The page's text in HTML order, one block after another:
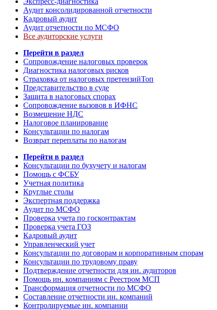
Аудит консолидированной отчетности
Кадровый аудит
Аудит отчетности по МСФО
Все аудиторские услуги
Перейти в раздел
Сопровождение налоговых проверок
Диагностика налоговых рисков
Страховка от налоговых претензийТоп
Представительство в суде
Защита в налоговых спорах
Сопровождение вызовов в ИФНС
Возмещение НДС
Налоговое планирование
Консультации по налогам
Возврат переплаты по налогам
Перейти в раздел
Консультации по бухучету и налогам
Помощь с ФСБУ
Учетная политика
Круглые столы
Экспертная поддержка
Аудит по МСФО
Проверка учета по госконтрактам
Проверка учета ГОЗ
Кадровый аудит
Управленческий учет
Консультации по договорам и корпоративным спорам
Консультации по трудовому праву
Подтверждение отчетности для ин. аудиторов
Помощь ин. компаниям с Реестром МСП
Трансформация отчетности по МСФО
Составление отчетности ин. компаний
Контролируемые ин. компании